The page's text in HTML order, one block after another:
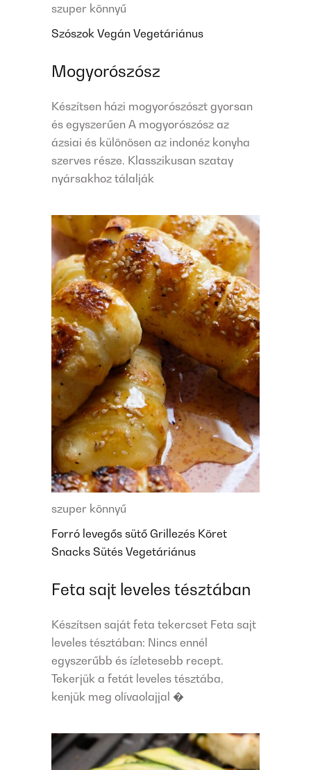
szuper könnyű
Szószok Vegán Vegetáriánus
Mogyorószósz
Készítsen házi mogyorószószt gyorsan
és egyszerűen A mogyorószósz az
ázsiai és különösen az indonéz konyha
szerves része. Klasszikusan szatay
nyársakhoz tálalják
szuper könnyű
Forró levegős sütő Grillezés Köret
Snacks Sütés Vegetáriánus
Feta sajt leveles tésztában
Készítsen saját feta tekercset Feta sajt
leveles tésztában: Nincs ennél
egyszerűbb és ízletesebb recept.
Tekerjük a fetát leveles tésztába,
kenjük meg olívaolajjal �